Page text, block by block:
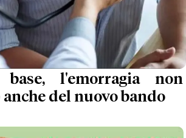
l'emorragia non
del nuovo bando